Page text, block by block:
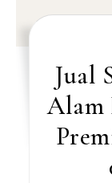
Jual
Alam